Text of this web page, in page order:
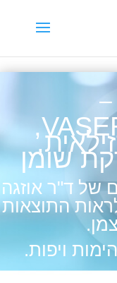
–
שאיבת שומן, VASER,
שומן
של ד"ר אוזגה
התוצאות
ויפות.